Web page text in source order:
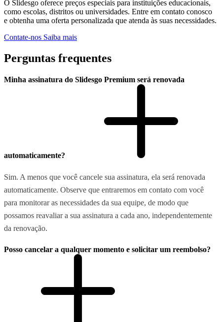
O Slidesgo oferece preços especiais para instituições educacionais,
como escolas, distritos ou universidades. Entre em contato conosco
e obtenha uma oferta personalizada que atenda às suas necessidades.
Contate-nos Saiba mais
Perguntas frequentes
Minha assinatura do Slidesgo Premium será renovada
automaticamente?
Sim. A menos que você cancele sua assinatura, ela será renovada
automaticamente. Observe que entraremos em contato com você
para monitorar as necessidades da sua equipe, de modo que
possamos reavaliar a sua assinatura a cada ano, independentemente
da renovação.
Posso cancelar a qualquer momento e solicitar um reembolso?